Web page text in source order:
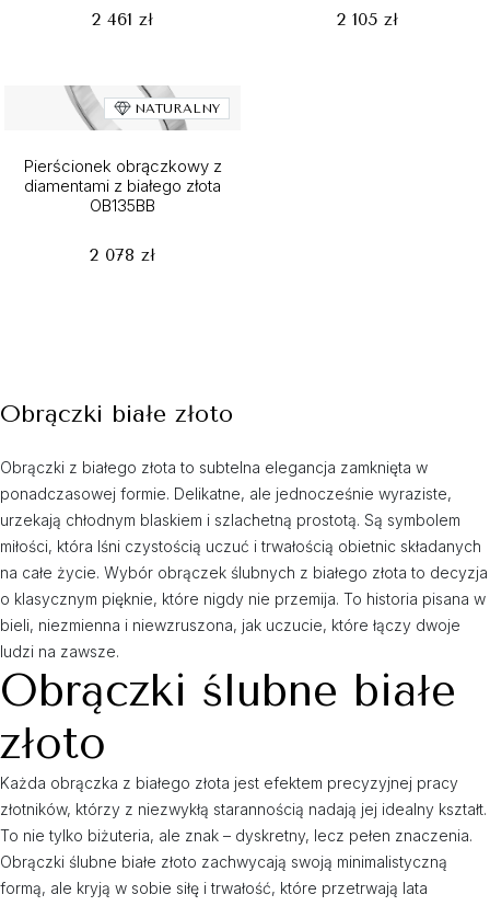
2 461 zł 2 105 zł
NATURALNY
Pierścionek obrączkowy z
diamentami z białego złota
OB135BB
2 078 zł
Obrączki białe złoto
Obrączki z białego złota to subtelna elegancja zamknięta w
ponadczasowej formie. Delikatne, ale jednocześnie wyraziste,
urzekają chłodnym blaskiem i szlachetną prostotą. Są symbolem
miłości, która lśni czystością uczuć i trwałością obietnic składanych
na całe życie. Wybór obrączek ślubnych z białego złota to decyzja
o klasycznym pięknie, które nigdy nie przemija. To historia pisana w
bieli, niezmienna i niewzruszona, jak uczucie, które łączy dwoje
ludzi na zawsze.
Obrączki ślubne białe
złoto
Każda obrączka z białego złota jest efektem precyzyjnej pracy
złotników, którzy z niezwykłą starannością nadają jej idealny kształt.
To nie tylko biżuteria, ale znak – dyskretny, lecz pełen znaczenia.
Obrączki ślubne białe złoto zachwycają swoją minimalistyczną
formą, ale kryją w sobie siłę i trwałość, które przetrwają lata